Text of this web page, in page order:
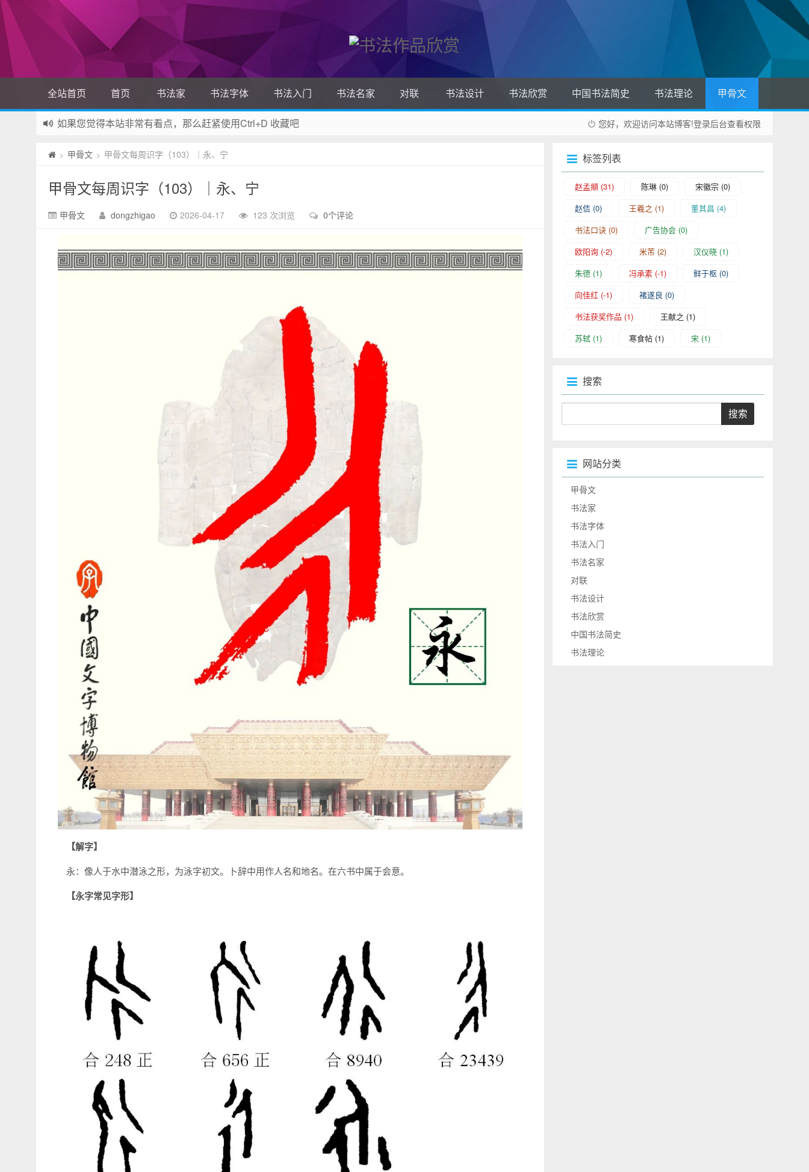
全站首页 首页 书法家 书法字体 书法入门 书法名家 对联 书法设计 书法欣赏 中国书法简史 书法理论 甲骨文
您好，欢迎访问本站博客!登录后台查看权限
如果您觉得本站非常有看点，那么赶紧使用Ctrl+D 收藏吧
> 甲骨文 > 甲骨文每周识字（103）｜永、宁
甲骨文每周识字（103）｜永、宁
甲骨文 dongzhigao 2026-04-17 123 次浏览 0个评论
【解字】
永：像人于水中潜泳之形，为泳字初文。卜辞中用作人名和地名。在六书中属于会意。
【永字常见字形】
标签列表
赵孟頫 (31) 陈琳 (0) 宋徽宗 (0)
赵佶 (0) 王羲之 (1) 董其昌 (4)
书法口诀 (0) 广告协会 (0)
欧阳询 (-2) 米芾 (2) 汉仪晓 (1)
朱德 (1) 冯承素 (-1) 鲜于枢 (0)
向佳红 (-1) 褚遂良 (0)
书法获奖作品 (1) 王献之 (1)
苏轼 (1) 寒食帖 (1) 宋 (1)
搜索
网站分类
甲骨文
书法家
书法字体
书法入门
书法名家
对联
书法设计
书法欣赏
中国书法简史
书法理论